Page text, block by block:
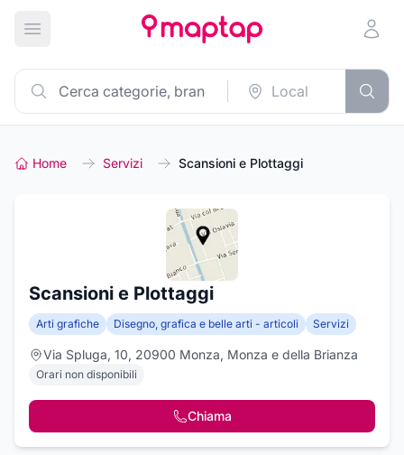
Apri menu principale
Home Servizi Scansioni e Plottaggi
Scansioni e Plottaggi
Arti grafiche Disegno, grafica e belle arti - articoli Servizi
Via Spluga, 10, 20900 Monza, Monza e della Brianza
Orari non disponibili
Chiama